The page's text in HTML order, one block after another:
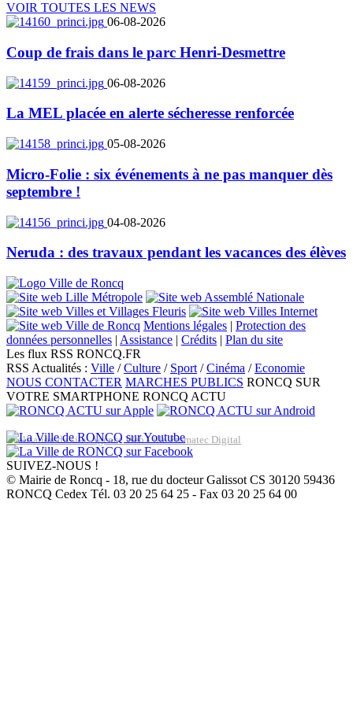
VOIR TOUTES LES NEWS
06-08-2026
Coup de frais dans le parc Henri-Desmettre
06-08-2026
La MEL placée en alerte sécheresse renforcée
05-08-2026
Micro-Folie : six événements à ne pas manquer dès
septembre !
04-08-2026
Neruda : des travaux pendant les vacances des élèves
Mentions légales | Protection des
données personnelles | Assistance | Crédits | Plan du site
Les flux RSS RONCQ.FR
RSS Actualités : Ville /Culture / Sport /Cinéma /Economie
NOUS CONTACTER MARCHES PUBLICS RONCQ SUR
VOTRE SMARTPHONE RONCQ ACTU
Réalisation du site: Agence Web Lille Promatec Digital
SUIVEZ-NOUS !
© Mairie de Roncq - 18, rue du docteur Galissot CS 30120 59436
RONCQ Cedex Tél. 03 20 25 64 25 - Fax 03 20 25 64 00